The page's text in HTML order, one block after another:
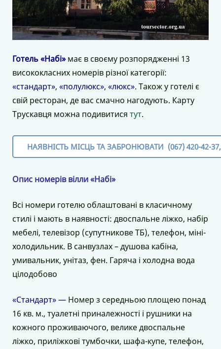
Готель «Набі» має в своєму розпорядженні 13
висококласних номерів різної категорії:
«стандарт», «полулюкс», «люкс». Також у готелі є
свій ресторан, де вас смачно нагодують. Карту
Трускавця можна подивитися тут.
НАЯВНІСТЬ МІСЦЬ ТА ЗАБРОНЮВАТИ (067) 420-42-37,
Опис номерів вілли «Набі»
Всі номери готелю облаштовані в класичному
стилі і мають в наявності: двоспальне ліжко, набір
мебелі, телевізор (супутникове ТБ), телефон, міні-
холодильник. В санвузлах – душова кабіна,
умивальник, унітаз, фен. Гаряча і холодна вода
цілодобово
«Стандарт» — Номер з середньою площею понад
16 кв. м., туалетні приналежності і рушники на
кожного проживаючого, велике двоспальне
ліжко, приліжкові тумбочки, шафа-купе, телефон,